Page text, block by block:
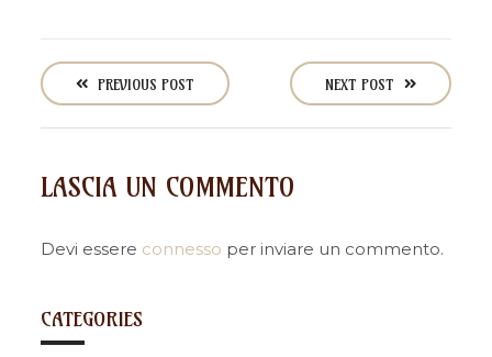
o
s
t
a
i
a
t
PREVIOUS POST NEXT POST
LASCIA UN COMMENTO
Devi essere connesso per inviare un commento.
CATEGORIES